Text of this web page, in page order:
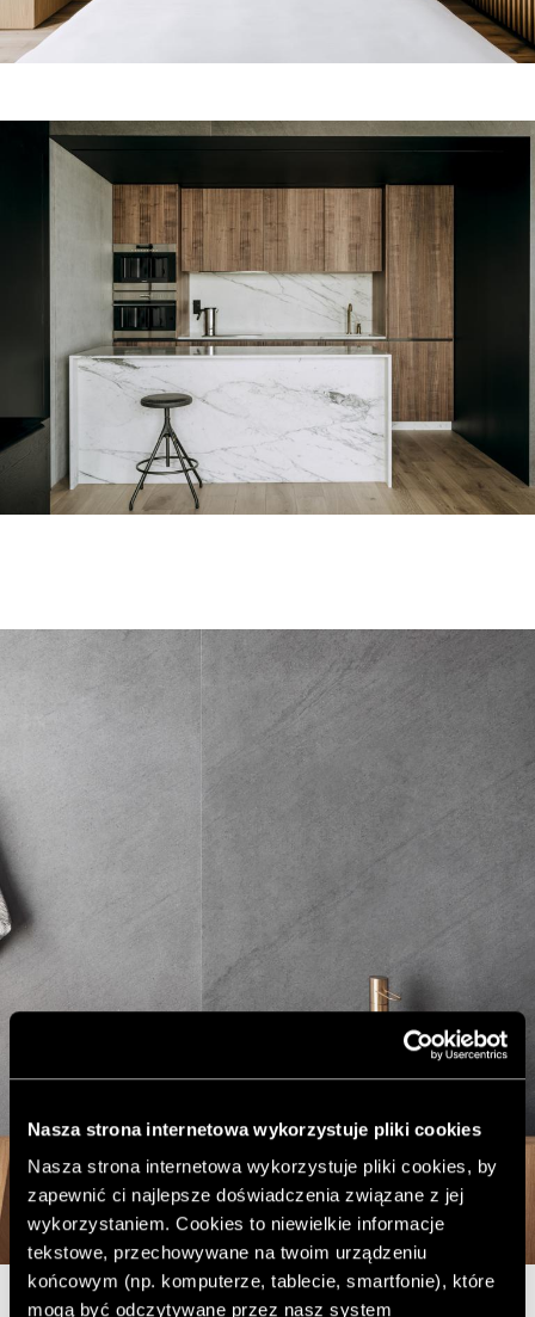
Nasza strona internetowa wykorzystuje pliki cookies
Nasza strona internetowa wykorzystuje pliki cookies, by
zapewnić ci najlepsze doświadczenia związane z jej
wykorzystaniem. Cookies to niewielkie informacje
tekstowe, przechowywane na twoim urządzeniu
końcowym (np. komputerze, tablecie, smartfonie), które
mogą być odczytywane przez nasz system